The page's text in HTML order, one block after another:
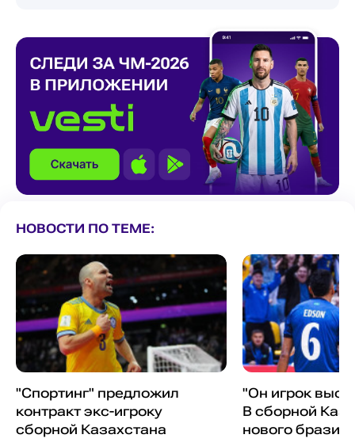
НОВОСТИ ПО ТЕМЕ:
"Спортинг" предложил
контракт экс-игроку
сборной Казахстана
"Он игрок
В сборной
нового